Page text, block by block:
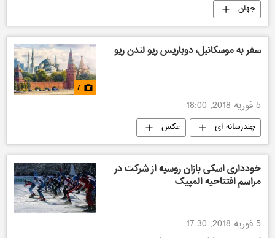
جهان
سفر به موسکانبل، دوباریس ریو لندن ریو
7
5 فوریه 2018, 18:00
چندرسانه ای عکس
خودداری اسکی بازان روسیه از شرکت در
مراسم افتتاحیه المپیک
5 فوریه 2018, 17:30